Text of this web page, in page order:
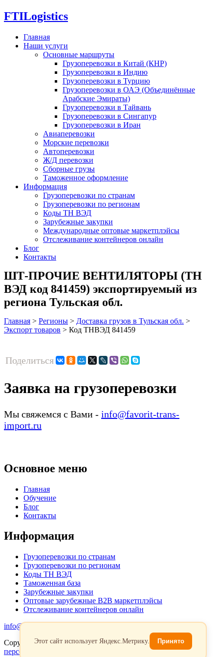
FTILogistics
Главная
Наши услуги
Основные маршруты
Грузоперевозки в Китай (КНР)
Грузоперевозки в Индию
Грузоперевозки в Турцию
Грузоперевозки в ОАЭ (Объединённые
Арабские Эмираты)
Грузоперевозки в Тайвань
Грузоперевозки в Сингапур
Грузоперевозки в Иран
Авиаперевозки
Морские перевозки
Автоперевозки
Ж/Д перевозки
Сборные грузы
Таможенное оформление
Информация
Грузоперевозки по странам
Грузоперевозки по регионам
Коды ТН ВЭД
Зарубежные закупки
Международные оптовые маркетплэйсы
Отслеживание контейнеров онлайн
Блог
Контакты
ШТ-ПРОЧИЕ ВЕНТИЛЯТОРЫ (ТН
ВЭД код 841459) экспортируемый из
региона Тульская обл.
Главная > Регионы > Доставка грузов в Тульская обл. >
Экспорт товаров > Код ТНВЭД 841459
Поделиться
Заявка на грузоперевозки
Мы свяжемся с Вами - info@favorit-trans-
import.ru
Основное меню
Главная
Обучение
Блог
Контакты
Информация
Грузоперевозки по странам
Грузоперевозки по регионам
Коды ТН ВЭД
Таможенная база
Зарубежные закупки
Оптовые зарубежные B2B маркетплэйсы
Отслеживание контейнеров онлайн
info@favorit-trans-import.ru
Copyright 2026. Все права защищены.Политика обработки
персональых данных
Согласие на обработку персональных
Этот сайт использует Яндекс.Метрику. Принято